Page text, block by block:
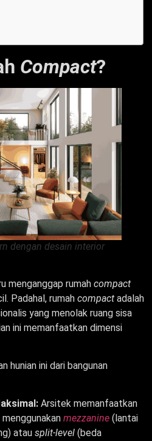
Compact?
dengan desain interior
menganggap rumah compact
Padahal, rumah compact adalah
yang menolak ruang sisa
ini memanfaatkan dimensi
hunian ini dari bangunan
Arsitek memanfaatkan
mezzanine (lantai
atau split-level (beda